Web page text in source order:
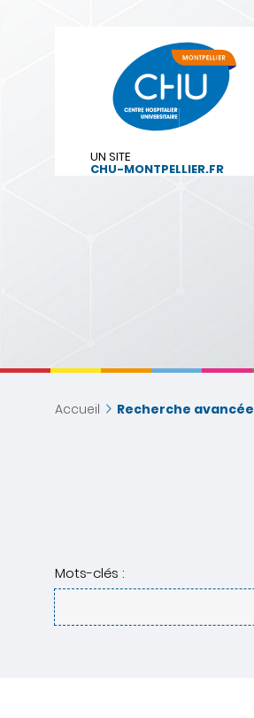
UN SITE
CHU-MONTPELLIER.FR
Accueil Recherche avancée
Mots-clés :